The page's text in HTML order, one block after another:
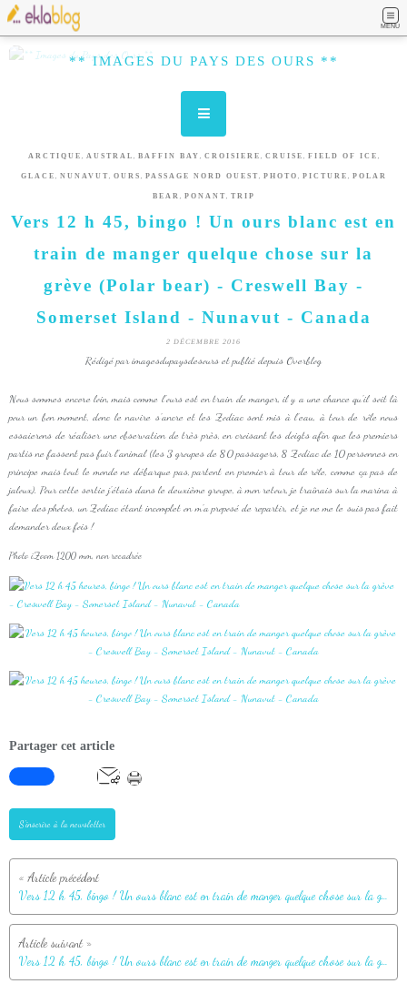
MENU
** IMAGES DU PAYS DES OURS **
ARCTIQUE , AUSTRAL , BAFFIN BAY , CROISIERE , CRUISE , FIELD OF ICE ,
GLACE , NUNAVUT, OURS , PASSAGE NORD OUEST, PHOTO , PICTURE , POLAR
BEAR , PONANT, TRIP
Vers 12 h 45, bingo ! Un ours blanc est en
train de manger quelque chose sur la
grève (Polar bear) - Creswell Bay -
Somerset Island - Nunavut - Canada
2 DÉCEMBRE 2016
Rédigé par imagesdupaysdesours et publié depuis Overblog
Nous sommes encore loin, mais comme l'ours est en train de manger, il y a une chance qu'il soit là
pour un bon moment, donc le navire s'ancre et les Zodiac sont mis à l'eau, à tour de rôle nous
essaierons de réaliser une observation de très près, en croisant les doigts afin que les premiers
partis ne fassent pas fuir l'animal (les 3 groupes de 80 passagers, 8 Zodiac de 10 personnes en
principe mais tout le monde ne débarque pas, partent en premier à tour de rôle, comme ça pas de
jaloux). Pour cette sortie j'étais dans le deuxième groupe, à mon retour, je traînais sur la marina à
faire des photos, un Zodiac étant incomplet on m'a proposé de repartir, et je ne me le suis pas fait
demander deux fois !
Photo iZoom 1200 mm, non recadrée
Partager cet article
S'inscrire à la newsletter
Vers 12 h 45, bingo ! Un ours blanc est en train de manger quelque chose sur la grève (Polar bear) - Creswell Bay - Somerset Island - Nunavut - Canada
Vers 12 h 45, bingo ! Un ours blanc est en train de manger quelque chose sur la grève (Polar bear) - Creswell Bay - Somerset Island - Nunavut - Canada